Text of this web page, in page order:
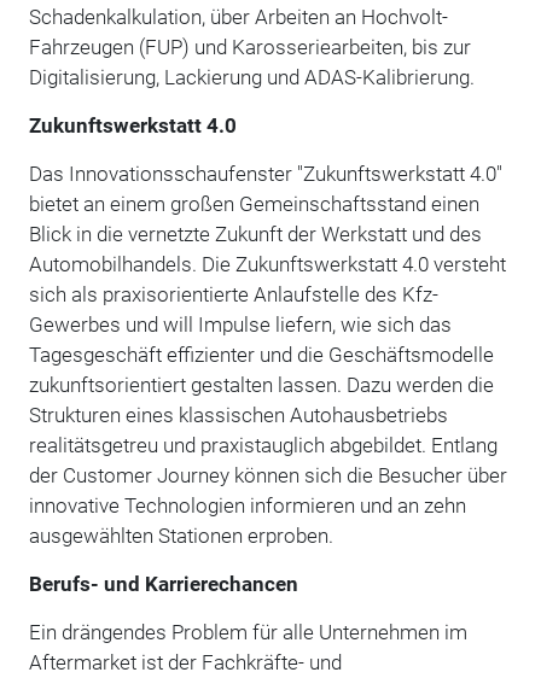
Schadenkalkulation, über Arbeiten an Hochvolt-
Fahrzeugen (FUP) und Karosseriearbeiten, bis zur
Digitalisierung, Lackierung und ADAS-Kalibrierung.
Zukunftswerkstatt 4.0
Das Innovationsschaufenster "Zukunftswerkstatt 4.0"
bietet an einem großen Gemeinschaftsstand einen
Blick in die vernetzte Zukunft der Werkstatt und des
Automobilhandels. Die Zukunftswerkstatt 4.0 versteht
sich als praxisorientierte Anlaufstelle des Kfz-
Gewerbes und will Impulse liefern, wie sich das
Tagesgeschäft effizienter und die Geschäftsmodelle
zukunftsorientiert gestalten lassen. Dazu werden die
Strukturen eines klassischen Autohausbetriebs
realitätsgetreu und praxistauglich abgebildet. Entlang
der Customer Journey können sich die Besucher über
innovative Technologien informieren und an zehn
ausgewählten Stationen erproben.
Berufs- und Karrierechancen
Ein drängendes Problem für alle Unternehmen im
Aftermarket ist der Fachkräfte- und